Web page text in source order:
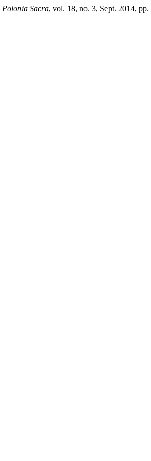
Polonia Sacra, vol. 18, no. 3, Sept. 2014, pp.